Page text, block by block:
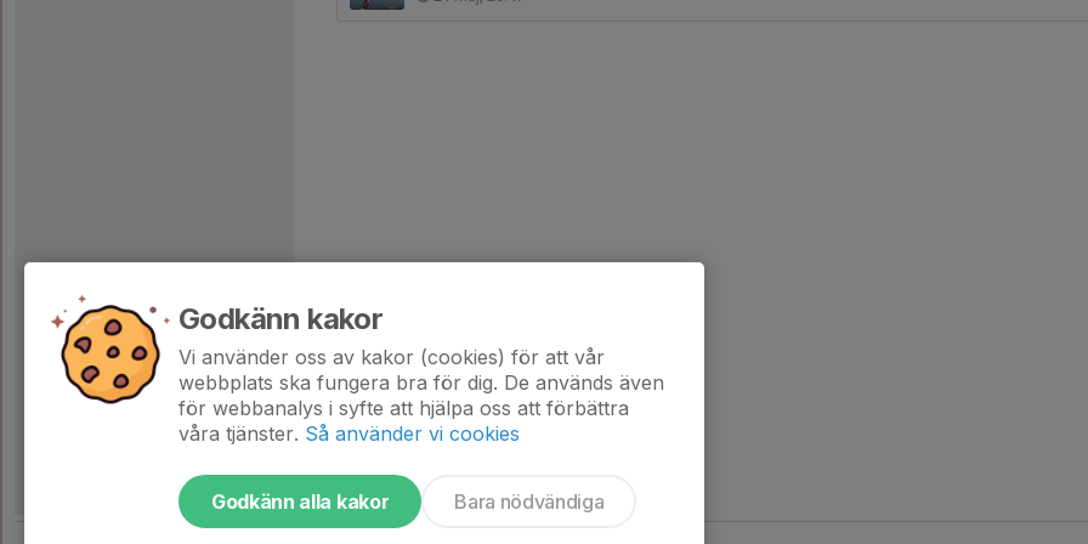
Godkänn kakor
Vi använder oss av kakor (cookies) för att vår
webbplats ska fungera bra för dig. De används även
för webbanalys i syfte att hjälpa oss att förbättra
våra tjänster. Så använder vi cookies
Godkänn alla kakor Bara nödvändiga